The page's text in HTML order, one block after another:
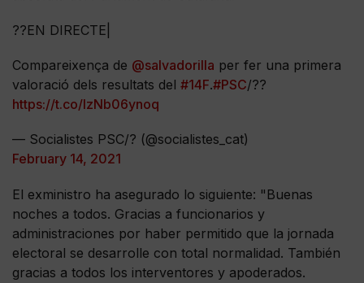
??EN DIRECTE|
Compareixença de @salvadorilla per fer una primera
valoració dels resultats del #14F.#PSC/??
https://t.co/lzNb06ynoq
— Socialistes PSC/? (@socialistes_cat)
February 14, 2021
El exministro ha asegurado lo siguiente: "Buenas
noches a todos. Gracias a funcionarios y
administraciones por haber permitido que la jornada
electoral se desarrolle con total normalidad. También
gracias a todos los interventores y apoderados.